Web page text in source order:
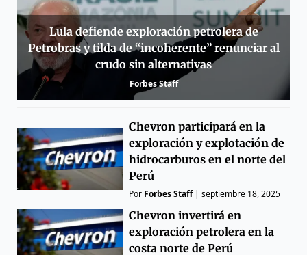
Lula defiende exploración petrolera de
Petrobras y tilda de “incoherente” renunciar al
crudo sin alternativas
Forbes Staff
Chevron participará en la
exploración y explotación de
hidrocarburos en el norte del
Perú
Por Forbes Staff|septiembre 18, 2025
Chevron invertirá en
exploración petrolera en la
costa norte de Perú